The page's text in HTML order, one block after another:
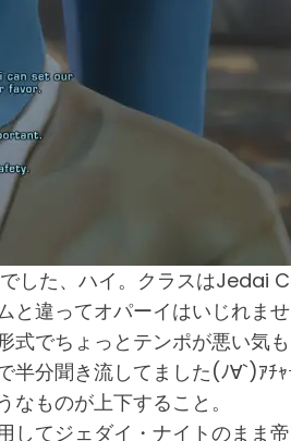
した、ハイ。クラスはJedai
と違ってオパーイはいじれま
式でちょっとテンポが悪い
半分聞き流してました(ﾉ∀`)ｱ
ものが上下すること。
してジェダイ・ナイトのま